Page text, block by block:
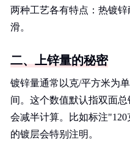
两种工艺各有特点：热镀
滑。
二、上锌量的秘密
镀锌量通常以克/平方米为
间。这个数值默认指双面
会减半计算。比如标注
的镀层会特别注明。